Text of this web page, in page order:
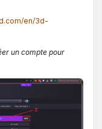
en/3d-
un compte pour